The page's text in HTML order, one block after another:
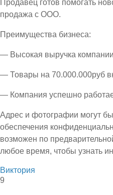
Продавец готов помогать
продажа с ООО.
Преимущества бизнеса:
— Высокая выручка
— Товары на 70.000.000руб
— Компания успешно
Адрес и фотографии могут
обеспечения
возможен по
любое время, чтобы узнать
Виктория
9